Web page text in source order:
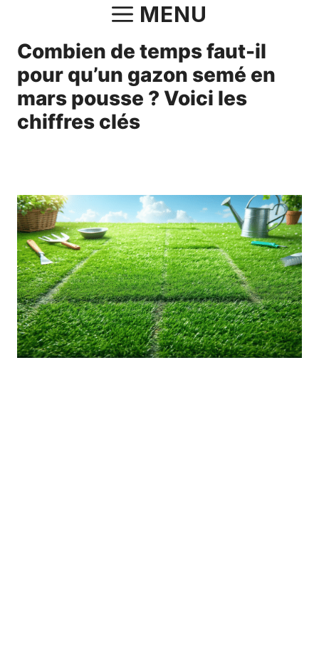
contenu
MENU
Combien de temps faut-il
pour qu’un gazon semé en
mars pousse ? Voici les
chiffres clés